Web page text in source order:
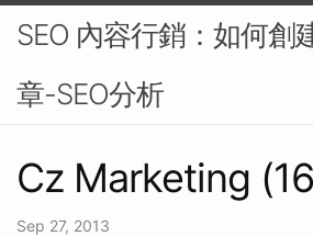
SEO 內容行銷：如何創
章-SEO分析
Cz Marketing
Sep 27, 2013